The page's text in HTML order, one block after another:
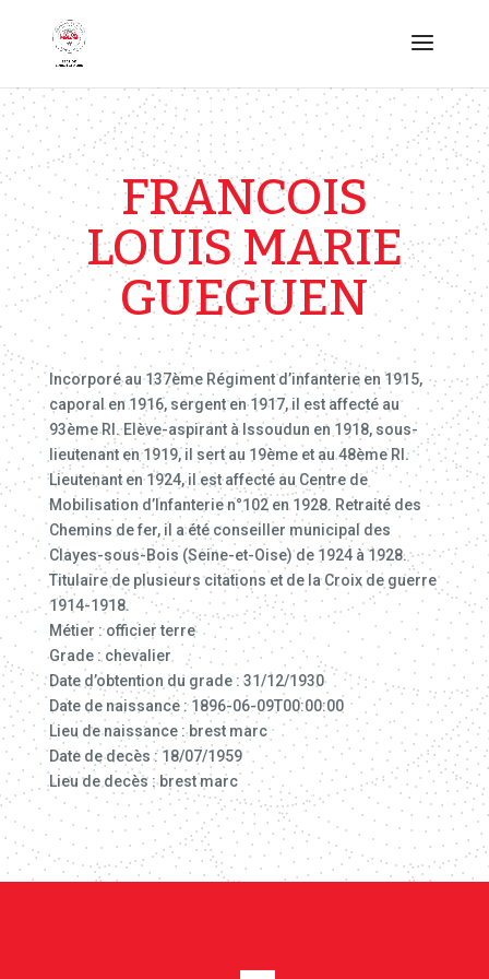
FRANCOIS
LOUIS MARIE
GUEGUEN
Incorporé au 137ème Régiment d’infanterie en 1915,
caporal en 1916, sergent en 1917, il est affecté au
93ème RI. Elève-aspirant à Issoudun en 1918, sous-
lieutenant en 1919, il sert au 19ème et au 48ème RI.
Lieutenant en 1924, il est affecté au Centre de
Mobilisation d’Infanterie n°102 en 1928. Retraité des
Chemins de fer, il a été conseiller municipal des
Clayes-sous-Bois (Seine-et-Oise) de 1924 à 1928.
Titulaire de plusieurs citations et de la Croix de guerre
1914-1918.
Métier : officier terre
Grade : chevalier
Date d’obtention du grade : 31/12/1930
Date de naissance : 1896-06-09T00:00:00
Lieu de naissance : brest marc
Date de decès : 18/07/1959
Lieu de decès : brest marc